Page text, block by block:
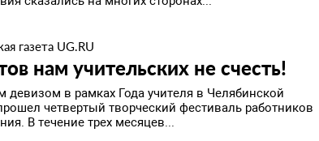
газета UG.RU
нам учительских не счесть!
девизом в рамках Года учителя в Челябинской
четвертый творческий фестиваль работников
В течение трех месяцев...